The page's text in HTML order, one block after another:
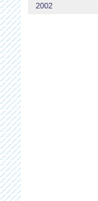
2002